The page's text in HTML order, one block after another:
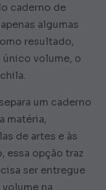
caderno de
algumas
resultado,
único volume, o
um caderno
matéria,
de artes e às
essa opção traz
ser entregue
na